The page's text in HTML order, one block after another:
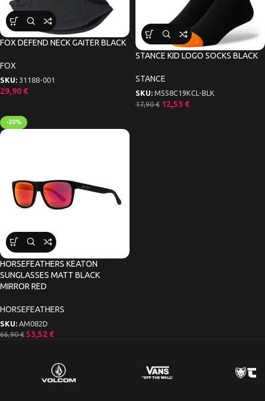
FOX DEFEND NECK GAITER BLACK
FOX
SKU: 31188-001
29,90 €
STANCE KID LOGO SOCKS BLACK
STANCE
SKU: M558C19KCL-BLK
17,90€ 12,53 €
-20%
HORSEFEATHERS KEATON
SUNGLASSES MATT BLACK
MIRROR RED
HORSEFEATHERS
SKU: AM082D
66,90€ 53,52 €